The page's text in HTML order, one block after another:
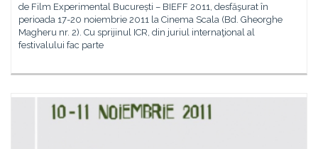
de Film Experimental București – BIEFF 2011, desfăşurat în
perioada 17-20 noiembrie 2011 la Cinema Scala (Bd. Gheorghe
Magheru nr. 2). Cu sprijinul ICR, din juriul internaţional al
festivalului fac parte